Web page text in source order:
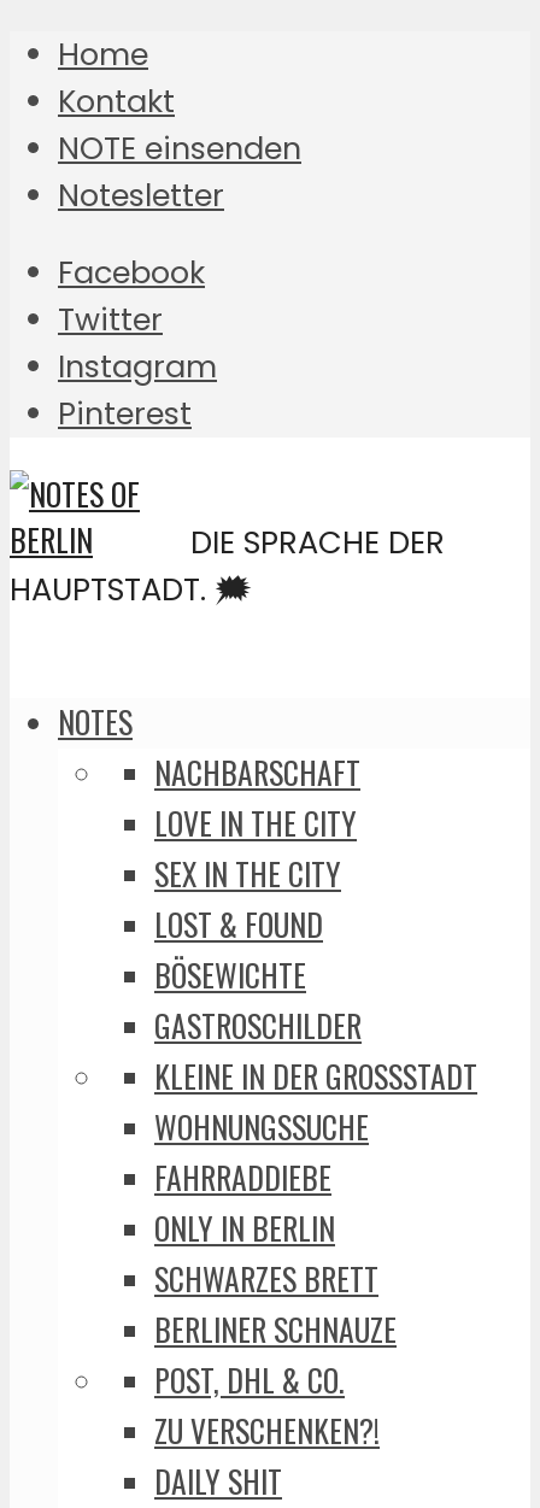
Home
Kontakt
NOTE einsenden
Notesletter
Facebook
Twitter
Instagram
Pinterest
DIE SPRACHE DER
HAUPTSTADT. 🗯️
NOTES
NACHBARSCHAFT
LOVE IN THE CITY
SEX IN THE CITY
LOST & FOUND
BÖSEWICHTE
GASTROSCHILDER
KLEINE IN DER GROSSSTADT
WOHNUNGSSUCHE
FAHRRADDIEBE
ONLY IN BERLIN
SCHWARZES BRETT
BERLINER SCHNAUZE
POST, DHL & CO.
ZU VERSCHENKEN?!
DAILY SHIT